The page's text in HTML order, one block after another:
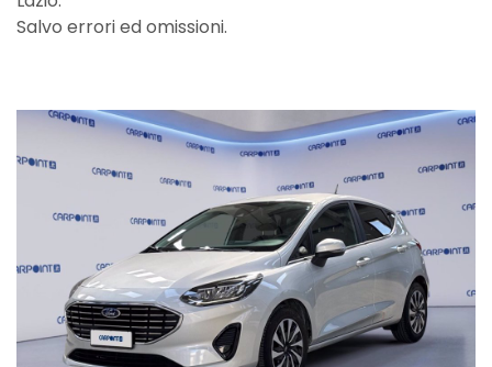
Salvo errori ed omissioni.